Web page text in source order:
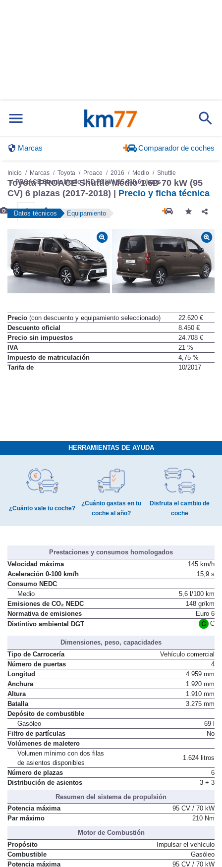
Marcas Comparador de coches
Inicio Marcas Toyota Proace 2016 Medio
Shuttle
PROACE Shuttle Medio 1.6D 70 kW (95 CV) 6 plazas
Toyota PROACE Shuttle Medio 1.6D 70 kW (95
CV) 6 plazas (2017-2018) | Precio y ficha técnica
Datos técnicos Equipamiento
Precio (con descuento y equipamiento seleccionado)
22.620 €
Descuento oficial
8.450 €
Precio sin impuestos
24.708 €
IVA
21 %
Impuesto de matriculación
4,75 %
Tarifa de
10/2017
HERRAMIENTAS DE AYUDA
¿Cuánto vale tu coche?
¿Cuánto gastas en tu
coche al año?
Disfruta el cambio de
coche
Prestaciones y consumos homologados
Velocidad máxima
145 km/h
Aceleración 0-100 km/h
15,9 s
Consumo NEDC
Medio
5,6 l/100 km
Emisiones de CO₂ NEDC
148 gr/km
Normativa de emisiones
Euro 6
Distintivo ambiental DGT
C
Dimensiones, peso, capacidades
Tipo de Carrocería
Vehículo comercial
Número de puertas
4
Longitud
4.959 mm
Anchura
1.920 mm
Altura
1.910 mm
Batalla
3.275 mm
Depósito de combustible
Gasóleo
69 l
Filtro de partículas
No
Volúmenes de maletero
Volumen mínimo con dos filas
de asientos disponibles
1.624 litros
Número de plazas
6
Distribución de asientos
3 + 3
Resumen del sistema de propulsión
Potencia máxima
95 CV / 70 kW
Par máximo
210 Nm
Motor de Combustión
Propósito
Impulsar el vehículo
Combustible
Gasóleo
Potencia máxima
95 CV / 70 kW